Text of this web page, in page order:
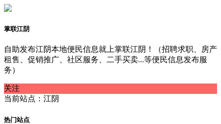
掌联江阴
自助发布江阴本地便民信息就上掌联江阴！（招聘求职、房产
租售、促销推广、社区服务、二手买卖...等便民信息发布服
务）
关注
当前站点：江阴
热门站点